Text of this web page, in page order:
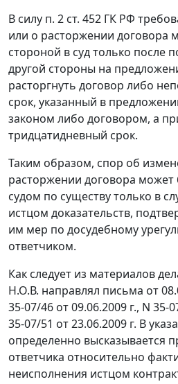
В силу п. 2 ст. 452 ГК РФ
или о расторжении договора
стороной в суд только после
другой стороны на
расторгнуть договор либо
срок, указанный в
законом либо договором, а
тридцатидневный срок.
Таким образом, спор об
расторжении договора может
судом по существу только в
истцом доказательств,
им мер по досудебному
ответчиком.
Как следует из материалов
Н.О.В. направлял письма от
35-07/46 от 09.06.2009 г., N 35-
35-07/51 от 23.06.2009 г. В
определенно высказывается
ответчика относительно
неисполнения истцом